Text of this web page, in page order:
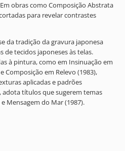
obras como Composição Abstrata
para revelar contrastes
da tradição da gravura japonesa
tecidos japoneses às telas.
à pintura, como em Insinuação em
Composição em Relevo (1983),
aplicadas e padrões
adota títulos que sugerem temas
Mensagem do Mar (1987).